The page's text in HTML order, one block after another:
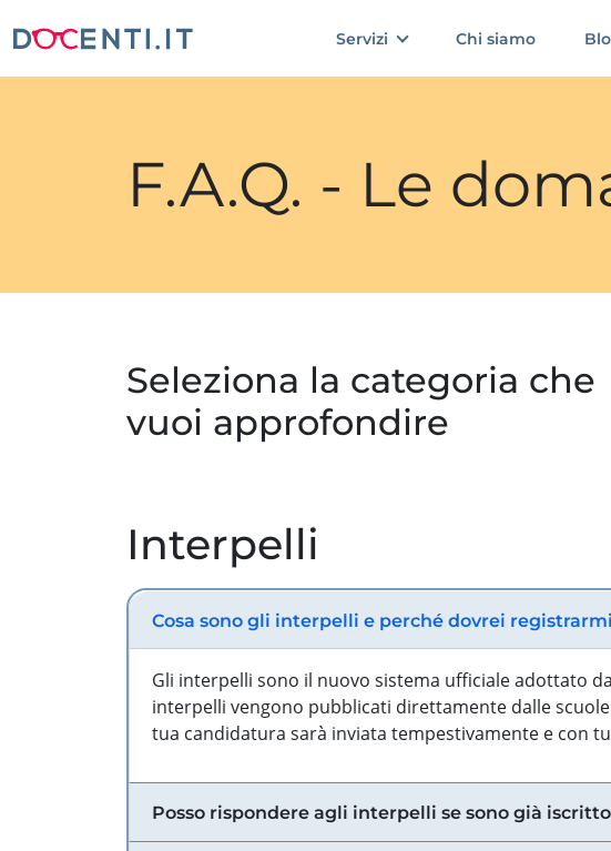
Servizi Chi siamo
F.A.Q. - Le
Seleziona la categoria che
vuoi approfondire
Interpelli
Cosa sono gli interpelli e perché dovrei
Gli interpelli sono il nuovo sistema ufficiale adottato
interpelli vengono pubblicati direttamente dalle
tua candidatura sarà inviata tempestivamente e con
Posso rispondere agli interpelli se sono già iscritto